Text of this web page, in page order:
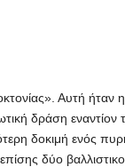
Αυτή
δράση
δοκιμή ενός
επίσης δύο